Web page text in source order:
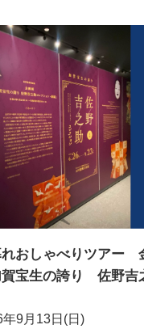
れおしゃべりツアー
賀宝生の誇り 佐野吉
年9月13日(日)